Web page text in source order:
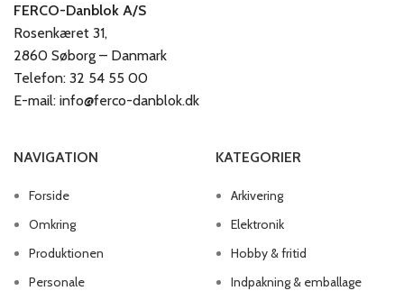
FERCO-Danblok A/S
Rosenkæret 31,
2860 Søborg – Danmark
Telefon: 32 54 55 00
E-mail: info@ferco-danblok.dk
NAVIGATION
Forside
Omkring
Produktionen
Personale
KATEGORIER
Arkivering
Elektronik
Hobby & fritid
Indpakning & emballage